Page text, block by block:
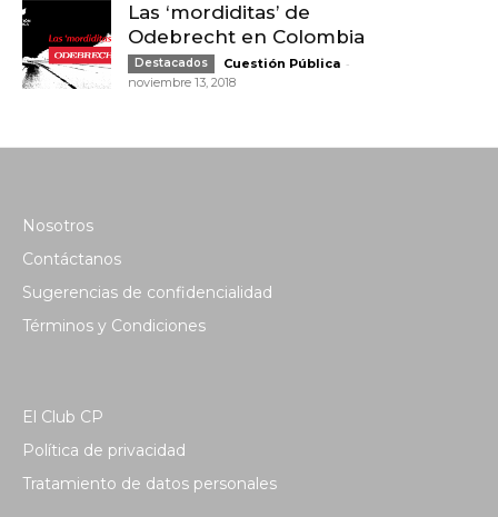
Las ‘mordiditas’ de
Odebrecht en Colombia
Destacados Cuestión Pública -
noviembre 13, 2018
Nosotros
Contáctanos
Sugerencias de confidencialidad
Términos y Condiciones
El Club CP
Política de privacidad
Tratamiento de datos personales